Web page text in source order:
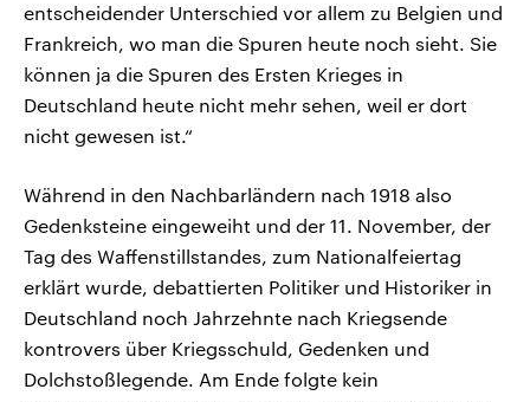
entscheidender Unterschied vor allem zu Belgien und
Frankreich, wo man die Spuren heute noch sieht. Sie
können ja die Spuren des Ersten Krieges in
Deutschland heute nicht mehr sehen, weil er dort
nicht gewesen ist.“
Während in den Nachbarländern nach 1918 also
Gedenksteine eingeweiht und der 11. November, der
Tag des Waffenstillstandes, zum Nationalfeiertag
erklärt wurde, debattierten Politiker und Historiker in
Deutschland noch Jahrzehnte nach Kriegsende
kontrovers über Kriegsschuld, Gedenken und
Dolchstoßlegende. Am Ende folgte kein